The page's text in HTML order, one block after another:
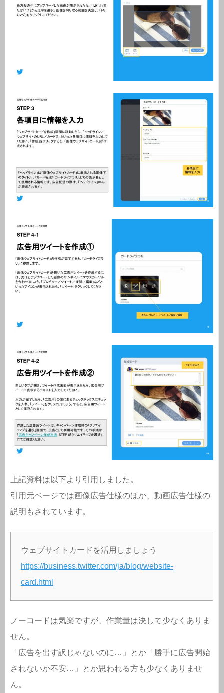
上記資料は以下より引用しました。
引用元ページでは画像広告仕様のほか、動画広告仕様の
説明もされています。
ウェブサイトカードを活用しましょう
https://business.twitter.com/ja/blog/website-
card.html
ノーコードは気楽ですが、作業量は決して少なくありま
せん。
「広告を出す訳じゃないのに…」とか「勝手に広告開始
されないか不安…」とか思われる方も少なくありませ
ん。